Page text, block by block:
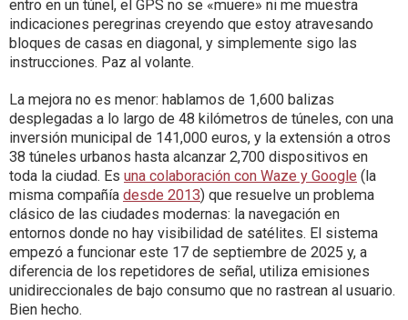
entro en un túnel, el GPS no se «muere» ni me muestra
indicaciones peregrinas creyendo que estoy atravesando
bloques de casas en diagonal, y simplemente sigo las
instrucciones. Paz al volante.
La mejora no es menor: hablamos de 1,600 balizas
desplegadas a lo largo de 48 kilómetros de túneles, con una
inversión municipal de 141,000 euros, y la extensión a otros
38 túneles urbanos hasta alcanzar 2,700 dispositivos en
toda la ciudad. Es una colaboración con Waze y Google (la
misma compañía desde 2013) que resuelve un problema
clásico de las ciudades modernas: la navegación en
entornos donde no hay visibilidad de satélites. El sistema
empezó a funcionar este 17 de septiembre de 2025 y, a
diferencia de los repetidores de señal, utiliza emisiones
unidireccionales de bajo consumo que no rastrean al usuario.
Bien hecho.